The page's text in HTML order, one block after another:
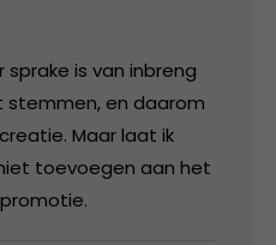
sprake is van inbreng
stemmen, en daarom
Maar laat ik
toevoegen aan het